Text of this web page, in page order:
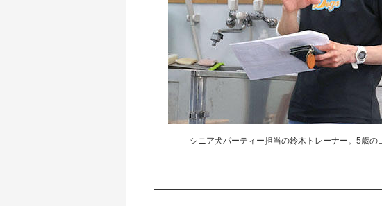
シニア犬パーティー担当の鈴木トレーナー。5歳